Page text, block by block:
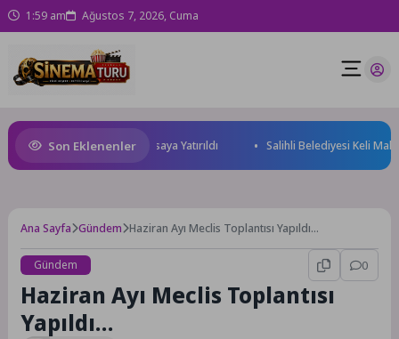
1:59 am Ağustos 7, 2026, Cuma
Son Eklenenler
ve Yatırım Potansiyeli Masaya Yatırıldı Salihli Belediyesi Keli
Ana Sayfa Gündem Haziran Ayı Meclis Toplantısı Yapıldı…
Gündem 0
Haziran Ayı Meclis Toplantısı
Yapıldı…